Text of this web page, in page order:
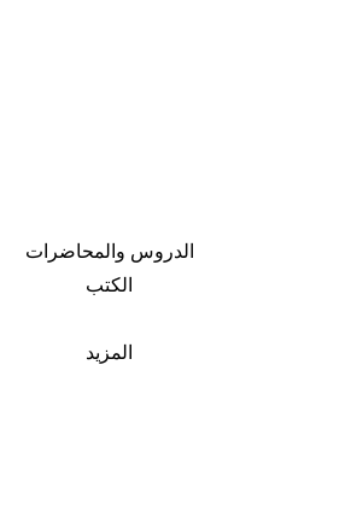
الدروس والمحاضرات
الكتب
المزيد